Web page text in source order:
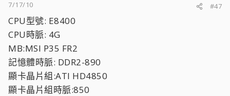
7/17/10
#47
CPU型號: E8400
CPU時脈: 4G
MB:MSI P35 FR2
記憶體時脈: DDR2-890
顯卡晶片組:ATI HD4850
顯卡晶片組時脈:850